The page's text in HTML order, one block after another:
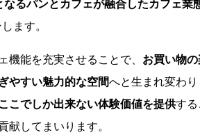
なるパンとカフェが融合したカフェ
ます。
能を充実させることで、 お買い物
やすい魅力的な空間へと生まれ変わ
こでしか出来ない体験価値を提供する
献してまいります。